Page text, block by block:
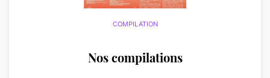
COMPILATION
Nos compilations